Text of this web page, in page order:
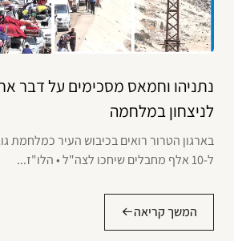
נתניהו וחמאס מסכימים על דבר
לניצחון במלחמה
בארגון הטרור רואים בכיבוש העיר כמלחמת
ל-10 אלף מחבלים שיחכו לצה"ל • הלו"ז...
המשך קריאה